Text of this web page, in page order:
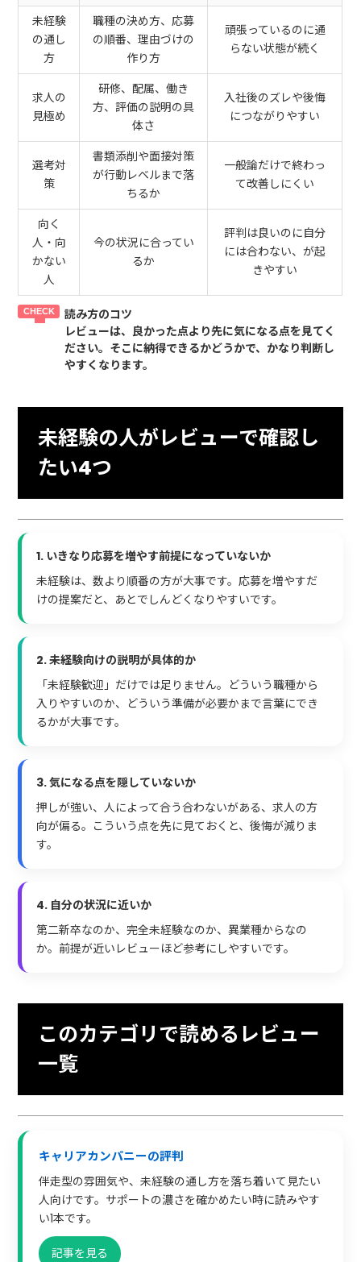
未経験
の通し
方
職種の決め方、応募
の順番、理由づけの
作り方
頑張っているのに通
らない状態が続く
求人の
見極め
研修、配属、働き
方、評価の説明の具
体さ
入社後のズレや後悔
につながりやすい
選考対
策
書類添削や面接対策
が行動レベルまで落
ちるか
一般論だけで終わっ
て改善しにくい
向く
人・向
かない
人
今の状況に合ってい
るか
評判は良いのに自分
には合わない、が起
きやすい
読み方のコツ
レビューは、良かった点より先に気になる点を見てく
ださい。そこに納得できるかどうかで、かなり判断し
やすくなります。
未経験の人がレビューで確認し
たい4つ
1. いきなり応募を増やす前提になっていないか
未経験は、数より順番の方が大事です。応募を増やすだ
けの提案だと、あとでしんどくなりやすいです。
2. 未経験向けの説明が具体的か
「未経験歓迎」だけでは足りません。どういう職種から
入りやすいのか、どういう準備が必要かまで言葉にでき
るかが大事です。
3. 気になる点を隠していないか
押しが強い、人によって合う合わないがある、求人の方
向が偏る。こういう点を先に見ておくと、後悔が減りま
す。
4. 自分の状況に近いか
第二新卒なのか、完全未経験なのか、異業種からなの
か。前提が近いレビューほど参考にしやすいです。
このカテゴリで読めるレビュー
一覧
キャリアカンパニーの評判
伴走型の雰囲気や、未経験の通し方を落ち着いて見たい
人向けです。サポートの濃さを確かめたい時に読みやす
い1本です。
記事を見る